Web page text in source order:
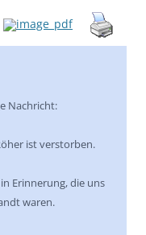
Nachricht:
ist verstorben.
Erinnerung, die uns
waren.